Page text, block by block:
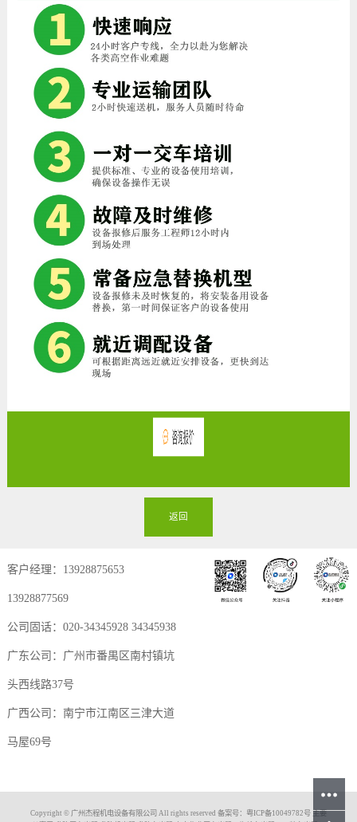
返回
客户经理：13928875653
13928877569
公司固话：020-34345928 34345938
广东公司：广州市番禺区南村镇坑
头西线路37号
广西公司：南宁市江南区三津大道
马屋69号
Copyright © 广州杰程机电设备有限公司 All rights reserved 备案号： 粤ICP备10049782号 主要